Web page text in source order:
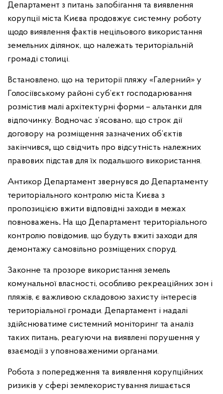
Департамент з питань запобігання та виявлення
корупції міста Києва продовжує системну роботу
щодо виявлення фактів нецільового використання
земельних ділянок, що належать територіальній
громаді столиці.
Встановлено, що на території пляжу «Галерний» у
Голосіївському районі суб’єкт господарювання
розмістив малі архітектурні форми – альтанки для
відпочинку. Водночас з’ясовано, що строк дії
договору на розміщення зазначених об’єктів
закінчився, що свідчить про відсутність належних
правових підстав для їх подальшого використання.
Антикор Департамент звернувся до Департаменту
територіального контролю міста Києва з
пропозицією вжити відповідні заходи в межах
повноважень. На що Департамент територіального
контролю повідомив, що будуть вжиті заходи для
демонтажу самовільно розміщених споруд.
Законне та прозоре використання земель
комунальної власності, особливо рекреаційних зон і
пляжів, є важливою складовою захисту інтересів
територіальної громади. Департамент і надалі
здійснюватиме системний моніторинг та аналіз
таких питань, реагуючи на виявлені порушення у
взаємодії з уповноваженими органами.
Робота з попередження та виявлення корупційних
ризиків у сфері землекористування лишається